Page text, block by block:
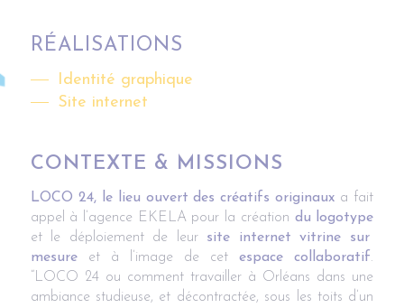
RÉALISATIONS
Identité graphique
Site internet
CONTEXTE & MISSIONS
LOCO 24, le lieu ouvert des créatifs originaux a fait
appel à l’agence EKELA pour la création du logotype
et le déploiement de leur site internet vitrine sur
mesureet à l’image de cetespace collaboratif.
“LOCO 24 ou comment travailler à Orléans dans une
ambiance studieuse, et décontractée, sous les toits d’un